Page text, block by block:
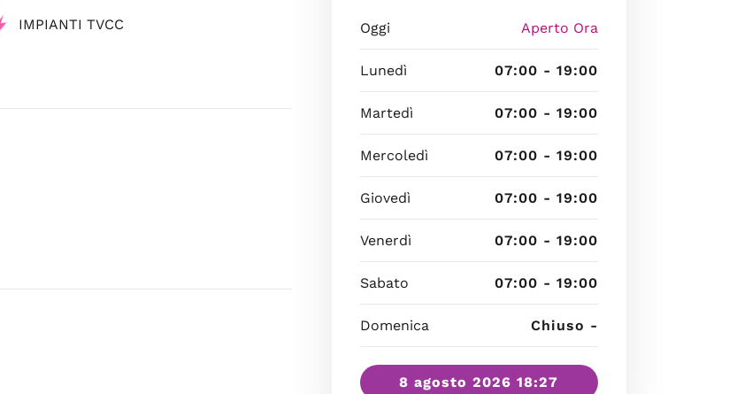
IMPIANTI TVCC Oggi Aperto Ora
Lunedì 07:00 - 19:00
Martedì 07:00 - 19:00
Mercoledì 07:00 - 19:00
Giovedì 07:00 - 19:00
Venerdì 07:00 - 19:00
Sabato 07:00 - 19:00
Domenica Chiuso -
8 agosto 2026 18:27